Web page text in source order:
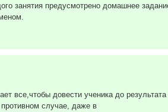
занятия предусмотрено домашнее
все,чтобы довести ученика до
случае, даже в